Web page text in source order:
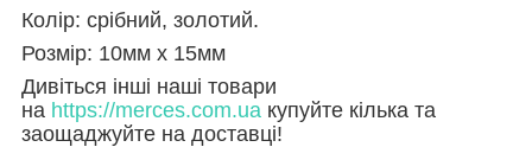
Колір: срібний, золотий.
Розмір: 10мм х 15мм
Дивіться інші наші товари
на https://merces.com.ua купуйте кілька та
заощаджуйте на доставці!